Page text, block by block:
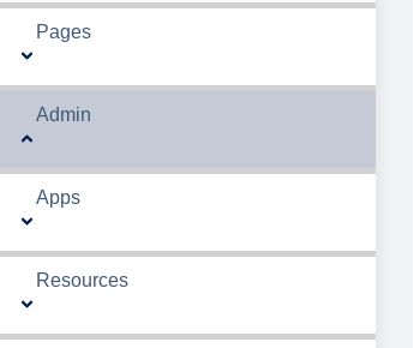
Pages
Admin
Apps
Resources